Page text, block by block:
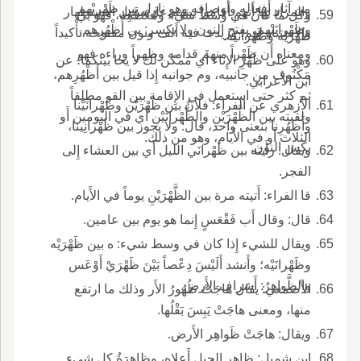
من آثار أَفعاله وأَوصافه وهو نازل بين ظَهْرٍيْهم
وظَهْرانَيْهِم، بفتح النون ولا يكسر: بي أَظْهُرِهم.
والمراد بها أَنهم أَقاموا بينهم عل سبيل الاستظهار
والاستناد لهم، وزيدت فيه أَلف ونون مفتوحة تأْكيداً
ومعناه أَن ظَهْراً منهم قدامه وظهراً وراءه فهو
مَكْنُوف من جانبيه، وم جوانبه إِذا قيل بين أَظْهُرِهم،
ثم كثر حتى استعمل في الإِقامة بين القو مطلقاً
ولقيته بين الظَّهْرَيْنِ والظَّهْرانَيْنِ أَي في اليومين أَو
الثلاث أَو في الأَيام، وهو من ذلك.
وكل ما كان في وسط شيء ومُعْظَمِه، فهو بي
ظَهْرَيْه وظَهْرانَيْه.
وهو على ظَهْرِ الإِناء أَي ممكن لك لا يحا بينكما؛ عن
ابن الأَعرابي.
الأَزهري عن الفراء: فلانٌ بين ظَهْرَيْن وظَهْرانَيْنا
وأَظهُرِنا بنعنى واحد، قال: ولا يجوز بين ظَهْرانِينا،
بكس النون.
ويقال: رأَيته بين ظَهْرانَي الليل أَي بين العشاء إِلى
الفجر.
قا الفراء: أَتيته مرة بين الظَّهْرَيْنِ يوماً في الأَيام.
قال: وقال أَب فَقْعَسٍ إِنما هو يوم بين عامين.
ويقال للشيء إِذا كان في وسط شيء: ه بين ظَهْرَيْه
وظَهْرانَيْه؛ وأَنشد أَلَيْسَ دِعْصاً بَيْنَ ظَهْرَيْ أَوْعَس
والظَّواهِرُ: أَشراف الأَرض.
الأَصمعي: يقال هاجَتْ ظُهُورُ الأَر وذلك ما ارتفع
منها، ومعنى هاجَتْ يَبِسَ بَقْلُها.
ويقال: هاجَتْ ظَواهِر الأَرض.
ابن شميل: ظاهر الجبل أَعلاه، وظاهِرَةُ كل شيء